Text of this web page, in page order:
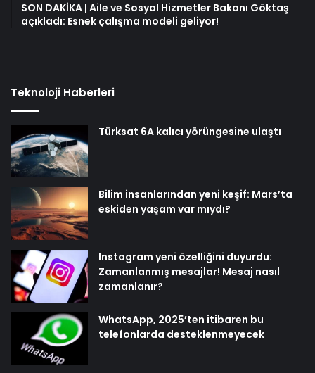
SON DAKİKA | Aile ve Sosyal Hizmetler Bakanı Göktaş
açıkladı: Esnek çalışma modeli geliyor!
Teknoloji Haberleri
Türksat 6A kalıcı yörüngesine ulaştı
Bilim insanlarından yeni keşif: Mars’ta
eskiden yaşam var mıydı?
Instagram yeni özelliğini duyurdu:
Zamanlanmış mesajlar! Mesaj nasıl
zamanlanır?
WhatsApp, 2025’ten itibaren bu
telefonlarda desteklenmeyecek